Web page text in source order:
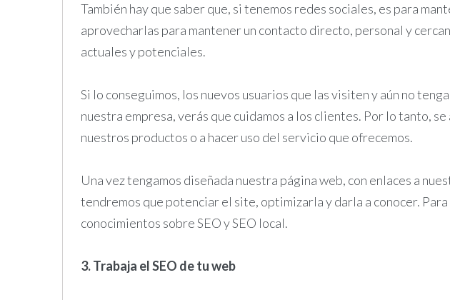
También hay que saber que, si tenemos redes sociales, es para
aprovecharlas para mantener un contacto directo, personal y
actuales y potenciales.
Si lo conseguimos, los nuevos usuarios que las visiten y aún no
nuestra empresa, verás que cuidamos a los clientes. Por lo tanto, se
nuestros productos o a hacer uso del servicio que ofrecemos.
Una vez tengamos diseñada nuestra página web, con enlaces a
tendremos que potenciar el site, optimizarla y darla a conocer.
conocimientos sobre SEO y SEO local.
3. Trabaja el SEO de tu web